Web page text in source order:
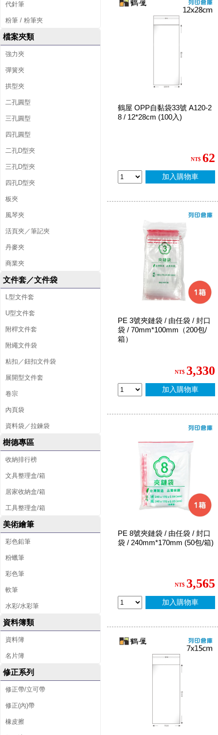
代針筆
粉筆 / 粉筆夾
檔案夾類
強力夾
彈簧夾
拱型夾
二孔圓型
三孔圓型
四孔圓型
二孔D型夾
三孔D型夾
四孔D型夾
板夾
風琴夾
活頁夾／筆記夾
丹麥夾
商業夾
文件套／文件袋
L型文件套
U型文件套
附桿文件套
附繩文件袋
粘扣／鈕扣文件袋
展開型文件套
卷宗
內頁袋
資料袋／拉鍊袋
樹德專區
收納排行榜
文具整理盒/箱
居家收納盒/箱
工具整理盒/箱
美術繪筆
彩色鉛筆
粉蠟筆
彩色筆
軟筆
水彩/水彩筆
資料簿類
資料簿
名片簿
修正系列
修正帶/立可帶
修正(內)帶
橡皮擦
鶴屋 OPP自黏袋33號 A120-2
8 / 12*28cm (100入)
NT$ 62
加入購物車
PE 3號夾鏈袋 / 由任袋 / 封口
袋 / 70mm*100mm（200包/
箱）
NT$ 3,330
加入購物車
PE 8號夾鏈袋 / 由任袋 / 封口
袋 / 240mm*170mm (50包/箱)
NT$ 3,565
加入購物車